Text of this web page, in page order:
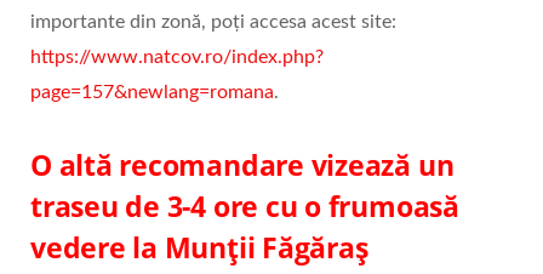
importante din zonă, poți accesa acest site:
https://www.natcov.ro/index.php?
page=157&newlang=romana.
O altă recomandare vizează un
traseu de 3-4 ore cu o frumoasă
vedere la Munții Făgăraș